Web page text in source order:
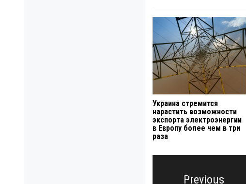
Украина стремится
нарастить возможности
экспорта электроэнергии
в Европу более чем в три
раза
Навигация
Previous